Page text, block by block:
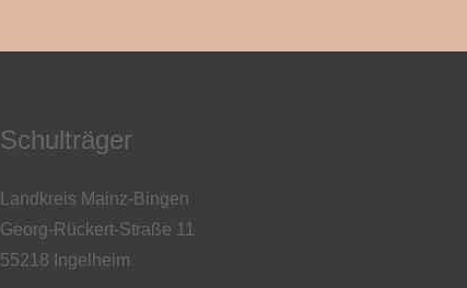
Schulträger
Landkreis Mainz-Bingen
Georg-Rückert-Straße 11
55218 Ingelheim